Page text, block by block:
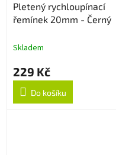
Pletený rychloupínací
řemínek 20mm - Černý
Skladem
229 Kč
Do košíku